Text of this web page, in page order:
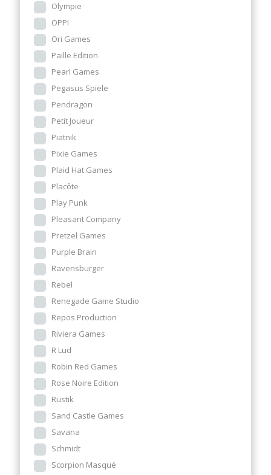
Olympie
OPPI
Ori Games
Paille Edition
Pearl Games
Pegasus Spiele
Pendragon
Petit Joueur
Piatnik
Pixie Games
Plaid Hat Games
Placôte
Play Punk
Pleasant Company
Pretzel Games
Purple Brain
Ravensburger
Rebel
Renegade Game Studio
Repos Production
Riviera Games
R Lud
Robin Red Games
Rose Noire Edition
Rustik
Sand Castle Games
Savana
Schmidt
Scorpion Masqué